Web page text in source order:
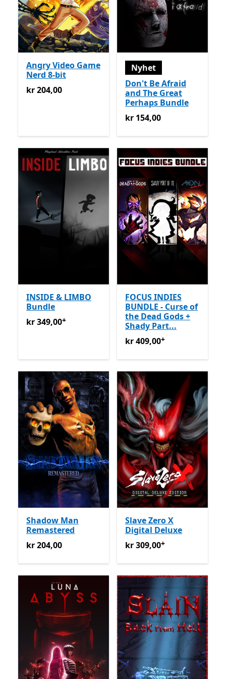
Angry Video Game
Nerd 8-bit
kr 204,00
kr 204,00
Nyhet
Don't Be Afraid
and The Great
Perhaps Bundle
kr 154,00
kr 154,00
INSIDE & LIMBO
Bundle
kr 349,00Tilbyr kjøp i appen
kr 349,00+
FOCUS INDIES
BUNDLE - Curse of
the Dead Gods +
Shady Part...
kr 409,00Tilbyr kjøp i
kr 409,00+
Shadow Man
Remastered
kr 204,00
kr 204,00
Slave Zero X
Digital Deluxe
kr 309,00Tilbyr kjøp i
kr 309,00+